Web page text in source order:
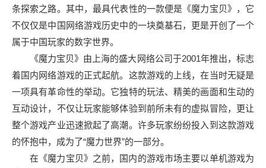
条探索之路。其中，最具代表性的一款便是《魔力宝贝》，它
不仅仅是中国网络游戏历史中的一块奠基石，更是开创了一个
属于中国玩家的数字世界。
《魔力宝贝》由上海的盛大网络公司于2001年推出，标志
着国内网络游戏的正式起航。这款游戏的上线，在当时无疑是
一项具有革命性的举动。它独特的玩法、精美的画面和生动的
互动设计，不仅让玩家能够体验到前所未有的虚拟冒险，更让
整个游戏产业迅速掀起了高潮。许多玩家纷纷投入到这款游戏
的怀抱中，成为了“魔力世界”的一部分。
在《魔力宝贝》之前，国内的游戏市场主要以单机游戏为